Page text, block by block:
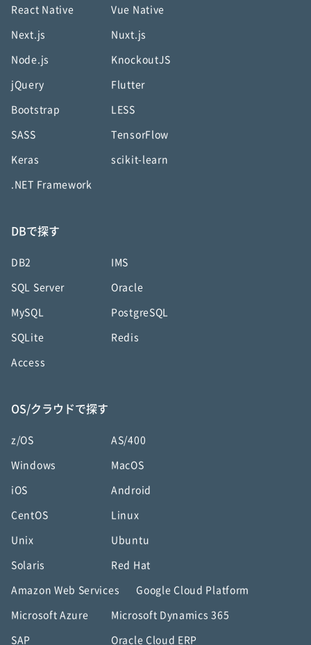
React Native Vue Native
Next.js Nuxt.js
Node.js KnockoutJS
jQuery Flutter
Bootstrap LESS
SASS TensorFlow
Keras scikit-learn
.NET Framework
DBで探す
DB2 IMS
SQL Server Oracle
MySQL PostgreSQL
SQLite Redis
Access
OS/クラウドで探す
z/OS AS/400
Windows MacOS
iOS Android
CentOS Linux
Unix Ubuntu
Solaris Red Hat
Amazon Web Services Google Cloud Platform
Microsoft Azure Microsoft Dynamics 365
SAP Oracle Cloud ERP